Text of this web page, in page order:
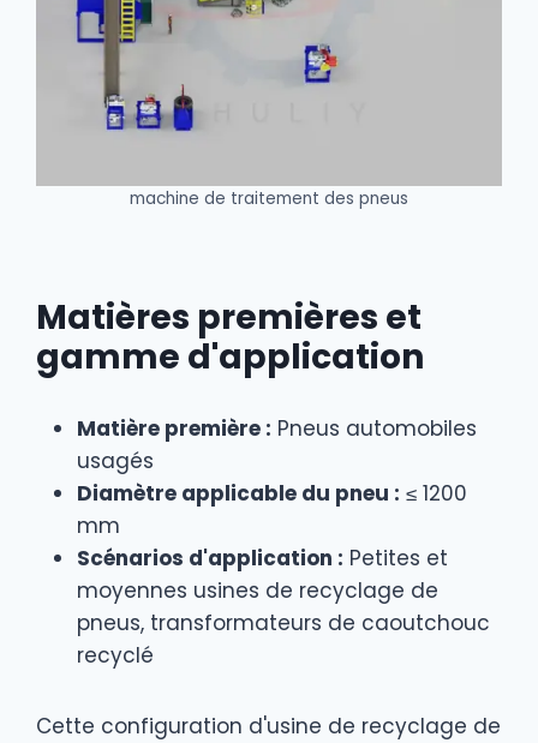
machine de traitement des pneus
Matières premières et
gamme d'application
Matière première : Pneus automobiles
usagés
Diamètre applicable du pneu : ≤ 1200
mm
Scénarios d'application : Petites et
moyennes usines de recyclage de
pneus, transformateurs de caoutchouc
recyclé
Cette configuration d'usine de recyclage de